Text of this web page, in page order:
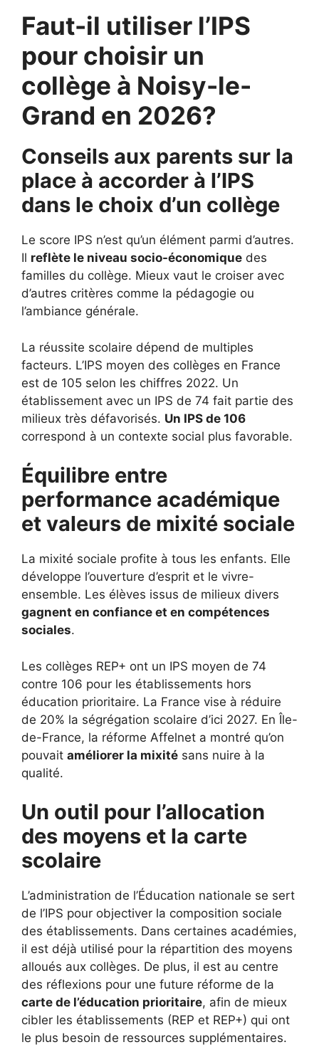
Faut-il utiliser l’IPS
pour choisir un
collège à Noisy-le-
Grand en 2026?
Conseils aux parents sur la
place à accorder à l’IPS
dans le choix d’un collège
Le score IPS n’est qu’un élément parmi d’autres.
Il reflète le niveau socio-économique des
familles du collège. Mieux vaut le croiser avec
d’autres critères comme la pédagogie ou
l’ambiance générale.
La réussite scolaire dépend de multiples
facteurs. L’IPS moyen des collèges en France
est de 105 selon les chiffres 2022. Un
établissement avec un IPS de 74 fait partie des
milieux très défavorisés. Un IPS de 106
correspond à un contexte social plus favorable.
Équilibre entre
performance académique
et valeurs de mixité sociale
La mixité sociale profite à tous les enfants. Elle
développe l’ouverture d’esprit et le vivre-
ensemble. Les élèves issus de milieux divers
gagnent en confiance et en compétences
sociales.
Les collèges REP+ ont un IPS moyen de 74
contre 106 pour les établissements hors
éducation prioritaire. La France vise à réduire
de 20% la ségrégation scolaire d’ici 2027. En Île-
de-France, la réforme Affelnet a montré qu’on
pouvait améliorer la mixité sans nuire à la
qualité.
Un outil pour l’allocation
des moyens et la carte
scolaire
L’administration de l’Éducation nationale se sert
de l’IPS pour objectiver la composition sociale
des établissements. Dans certaines académies,
il est déjà utilisé pour la répartition des moyens
alloués aux collèges. De plus, il est au centre
des réflexions pour une future réforme de la
carte de l’éducation prioritaire, afin de mieux
cibler les établissements (REP et REP+) qui ont
le plus besoin de ressources supplémentaires.